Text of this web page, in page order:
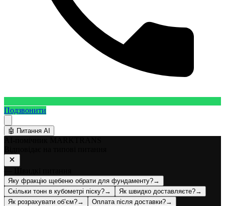
Подзвонити
🤖 Питання AI
Яку фракцію щебеню обрати для фундаменту?→
Скільки тонн в кубометрі піску?→ Як швидко доставляєте?→
Як розрахувати об’єм?→ Оплата після доставки?→